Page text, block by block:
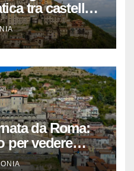
tra castello,
da Roma:
per vedere
e centro